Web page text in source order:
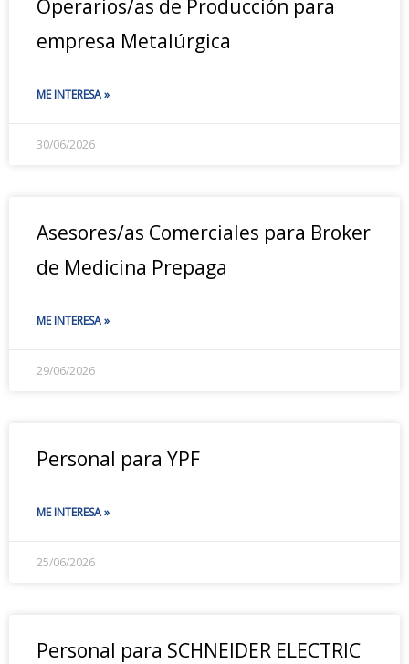
Operarios/as de Producción para
empresa Metalúrgica
ME INTERESA »
30/06/2026
Asesores/as Comerciales para Broker
de Medicina Prepaga
ME INTERESA »
29/06/2026
Personal para YPF
ME INTERESA »
25/06/2026
Personal para SCHNEIDER ELECTRIC